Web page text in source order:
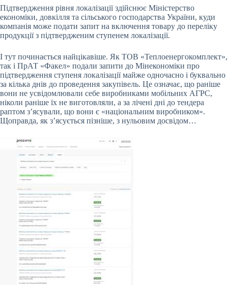
Підтвердження рівня локалізації здійснює Міністерство
економіки, довкілля та сільського господарства України, куди
компанія може подати запит на включення товару до переліку
продукції з підтвердженим ступенем локалізації.
І тут починається найцікавіше. Як ТОВ «Теплоенергокомплект»,
так і ПрАТ «Факел» подали запити до Мінекономіки про
підтвердження ступеня локалізації майже одночасно і буквально
за кілька днів до проведення закупівель. Це означає, що раніше
вони не усвідомлювали себе виробниками мобільних АГРС,
ніколи раніше їх не виготовляли, а за лічені дні до тендера
раптом з’ясували, що вони є «національним виробником».
Щоправда, як з’ясується пізніше, з нульовим досвідом…